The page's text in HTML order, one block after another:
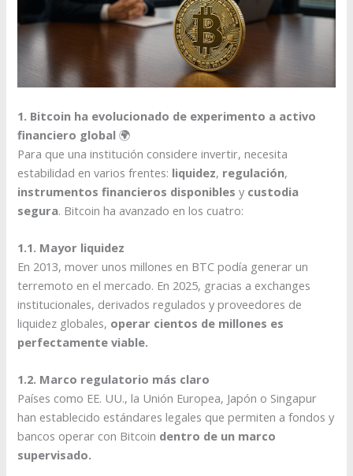
1. Bitcoin ha evolucionado de experimento a activo
financiero global 🌍
Para que una institución considere invertir, necesita
estabilidad en varios frentes: liquidez, regulación,
instrumentos financieros disponibles y custodia
segura. Bitcoin ha avanzado en los cuatro:
1.1. Mayor liquidez
En 2013, mover unos millones en BTC podía generar un
terremoto en el mercado. En 2025, gracias a exchanges
institucionales, derivados regulados y proveedores de
liquidez globales, operar cientos de millones es
perfectamente viable.
1.2. Marco regulatorio más claro
Países como EE. UU., la Unión Europea, Japón o Singapur
han establecido estándares legales que permiten a fondos y
bancos operar con Bitcoin dentro de un marco
supervisado.